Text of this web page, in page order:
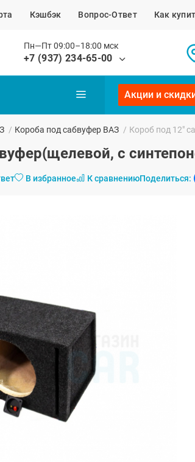
Кэшбэк Вопрос-Ответ Как
Пн—Пт 09:00–18:00 мск
+7 (937) 234-65-00
Акции и
/ Короба под сабвуфер ВАЗ / Короб под 12"
с
В избранное К сравнениюПоделиться: